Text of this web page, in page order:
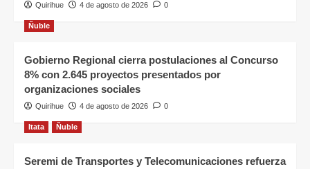
Quirihue 4 de agosto de 2026 0
Ñuble
Gobierno Regional cierra postulaciones al Concurso
8% con 2.645 proyectos presentados por
organizaciones sociales
Quirihue 4 de agosto de 2026 0
Itata Ñuble
Seremi de Transportes y Telecomunicaciones refuerza